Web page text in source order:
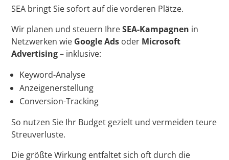
SEA bringt Sie sofort auf die vorderen Plätze.
Wir planen und steuern IhreSEA-Kampagnen in
Netzwerken wie Google Ads oder Microsoft
Advertising– inklusive:
Keyword-Analyse
Anzeigenerstellung
Conversion-Tracking
So nutzen Sie Ihr Budget gezielt und vermeiden teure
Streuverluste.
Die größte Wirkung entfaltet sich oft durch die